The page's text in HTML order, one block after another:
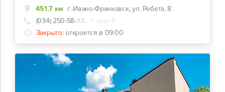
451.7 км г. Ивано-Франковск, ул. Ребета, 8
(034) 250-58-ХХ
+ еще 3
Закрыто: откроется в 09:00